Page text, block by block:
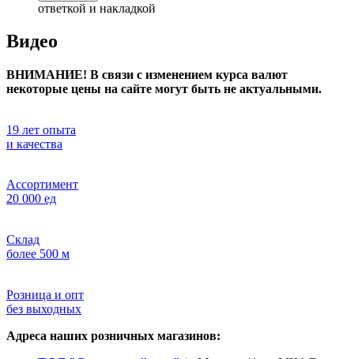
ответкой и накладкой
Видео
ВНИМАНИЕ! В связи с изменением курса валют
некоторые цены на сайте могут быть не актуальными.
19 лет опыта
и качества
Ассортимент
20 000 ед
Склад
более 500 м
Розница и опт
без выходных
Адреса наших розничных магазинов: